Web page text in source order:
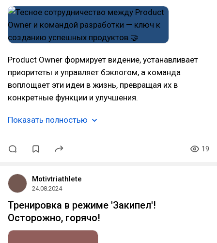
Product Owner формирует видение, устанавливает
приоритеты и управляет бэклогом, а команда
воплощает эти идеи в жизнь, превращая их в
конкретные функции и улучшения.
Показать полностью
19
Motivtriathlete
24.08.2024
Тренировка в режиме 'Закипел'!
Осторожно, горячо!